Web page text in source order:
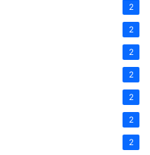
2
2
2
2
2
2
2